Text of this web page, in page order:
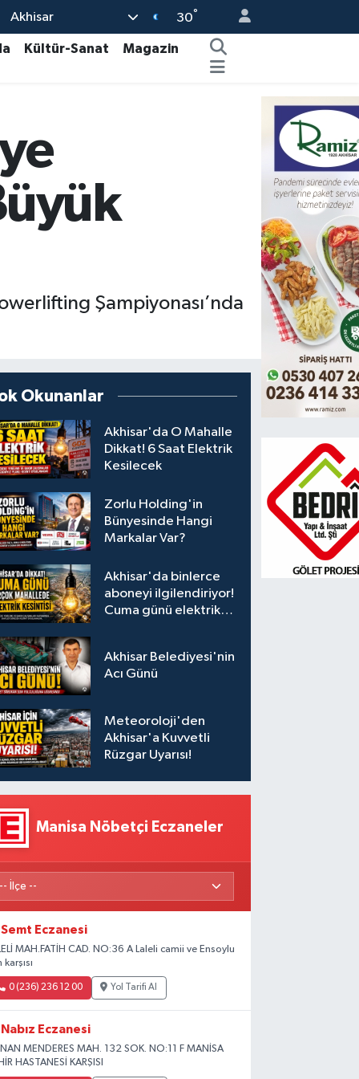
Akhisar 30°
Kültür-Sanat
Magazin
Şampiyonası’nda
Okunanlar
Akhisar'da O Mahalle
Dikkat! 6 Saat Elektrik
Kesilecek
Zorlu Holding'in
Bünyesinde Hangi
Markalar Var?
Akhisar'da binlerce
aboneyi ilgilendiriyor!
Cuma günü elektrik
Akhisar Belediyesi'nin
Acı Günü
Meteoroloji'den
Akhisar'a Kuvvetli
Rüzgar Uyarısı!
Manisa Nöbetçi Eczaneler
Semt Eczanesi
MAH.FATİH CAD. NO:36 A Laleli camii ve Ensoylu
karşısı
0 (236) 236 12 00 Yol Tarifi Al
Nabız Eczanesi
MENDERES MAH. 132 SOK. NO:11 F MANİSA
HASTANESİ KARŞISI